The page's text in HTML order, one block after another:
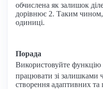
обчислена як залишок
дорівнює 2. Таким
одиниці.
Порада
Використовуйте функцію
працювати зі залишками
створення адаптивних та